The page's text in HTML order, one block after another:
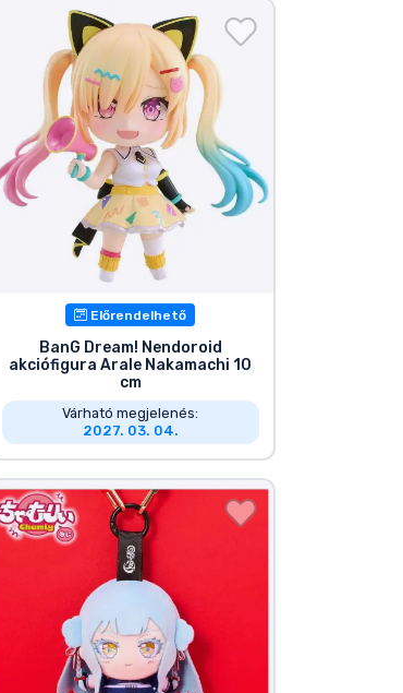
Előrendelhető
BanG Dream! Nendoroid
akciófigura Arale Nakamachi 10
cm
Várható megjelenés:
2027. 03. 04.